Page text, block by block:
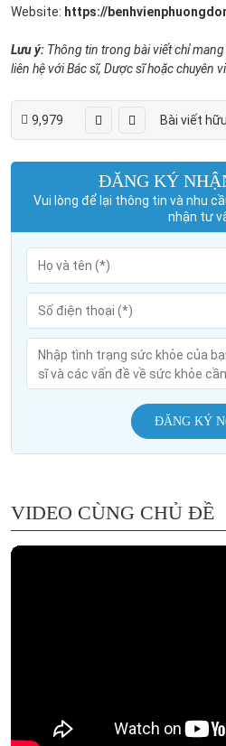
Website: https://
Lưu ý: Thông tin trong bài viết chỉ
liên hệ với Bác sĩ, Dược sĩ hoặc chuyên
9,979 Bài viết
ĐĂNG KÝ
Vui lòng để lại thông tin và nhu
nhận tư
ĐĂNG KÝ
VIDEO CÙNG CHỦ ĐỀ